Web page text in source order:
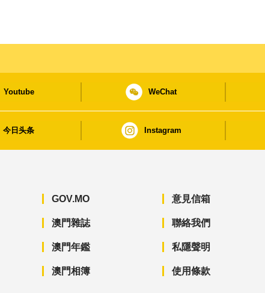
Youtube WeChat
今日头条 Instagram
GOV.MO
澳門雜誌
澳門年鑑
澳門相簿
意見信箱
聯絡我們
私隱聲明
使用條款